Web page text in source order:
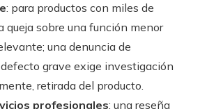
: para productos con miles de
queja sobre una función menor
una denuncia de
grave exige investigación
retirada del producto.
profesionales: una reseña